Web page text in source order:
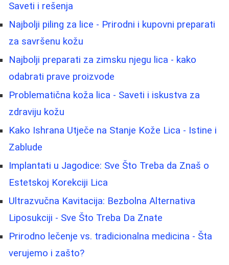
Saveti i rešenja
Najbolji piling za lice - Prirodni i kupovni preparati
za savršenu kožu
Najbolji preparati za zimsku njegu lica - kako
odabrati prave proizvode
Problematična koža lica - Saveti i iskustva za
zdraviju kožu
Kako Ishrana Utječe na Stanje Kože Lica - Istine i
Zablude
Implantati u Jagodice: Sve Što Treba da Znaš o
Estetskoj Korekciji Lica
Ultrazvučna Kavitacija: Bezbolna Alternativa
Liposukciji - Sve Što Treba Da Znate
Prirodno lečenje vs. tradicionalna medicina - Šta
verujemo i zašto?